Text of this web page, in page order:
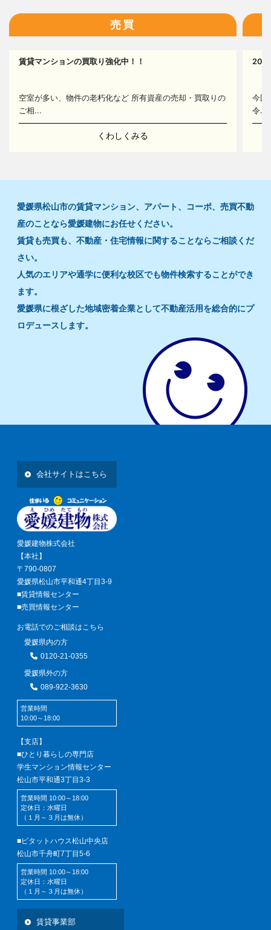
17
売買
賃貸マンションの買取り強化中！！
空室が多い、物件の老朽化など 所有資産の売却・買取りの
ご相...
くわしくみる
今回
令...
愛媛県松山市の賃貸マンション、アパート、コーポ、売買不動
産のことなら愛媛建物にお任せください。
賃貸も売買も、不動産・住宅情報に関することならご相談くだ
さい。
人気のエリアや通学に便利な校区でも物件検索することができ
ます。
愛媛県に根ざした地域密着企業として不動産活用を総合的にプ
ロデュースします。
会社サイトはこちら
愛媛建物株式会社
【本社】
〒790-0807
愛媛県松山市平和通4丁目3-9
■賃貸情報センター
■売買情報センター
お電話でのご相談はこちら
愛媛県内の方
0120-21-0355
愛媛県外の方
089-922-3630
営業時間
10:00～18:00
【支店】
■ひとり暮らしの専門店
学生マンション情報センター
松山市平和通3丁目3-3
営業時間 10:00～18:00
定休日：水曜日
（１月～３月は無休）
■ピタットハウス松山中央店
松山市千舟町7丁目5-6
営業時間 10:00～18:00
定休日：水曜日
（１月～３月は無休）
賃貸事業部